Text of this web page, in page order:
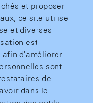
et proposer
ce site utilise
et diverses
est
afin d'améliorer
sont
de
dans le